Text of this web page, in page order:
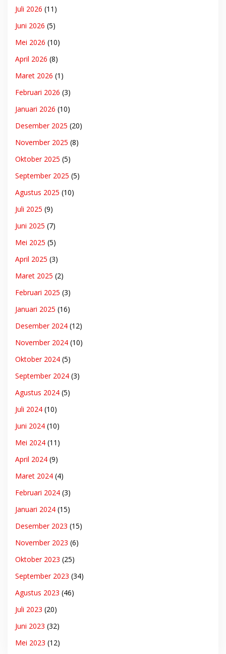
Juli 2026 (11)
Juni 2026 (5)
Mei 2026 (10)
April 2026 (8)
Maret 2026 (1)
Februari 2026 (3)
Januari 2026 (10)
Desember 2025 (20)
November 2025 (8)
Oktober 2025 (5)
September 2025 (5)
Agustus 2025 (10)
Juli 2025 (9)
Juni 2025 (7)
Mei 2025 (5)
April 2025 (3)
Maret 2025 (2)
Februari 2025 (3)
Januari 2025 (16)
Desember 2024 (12)
November 2024 (10)
Oktober 2024 (5)
September 2024 (3)
Agustus 2024 (5)
Juli 2024 (10)
Juni 2024 (10)
Mei 2024 (11)
April 2024 (9)
Maret 2024 (4)
Februari 2024 (3)
Januari 2024 (15)
Desember 2023 (15)
November 2023 (6)
Oktober 2023 (25)
September 2023 (34)
Agustus 2023 (46)
Juli 2023 (20)
Juni 2023 (32)
Mei 2023 (12)